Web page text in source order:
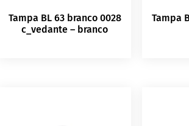
Tampa BL 63 branco 0028
c_vedante – branco
Tampa